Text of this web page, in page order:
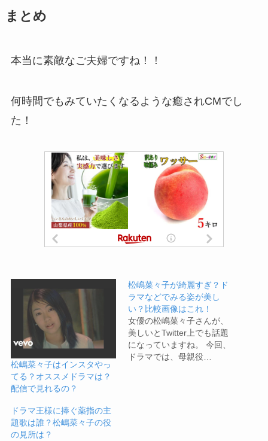
まとめ
本当に素敵なご夫婦ですね！！
何時間でもみていたくなるような癒されCMでし
た！
松嶋菜々子はインスタやっ
てる？オススメドラマは？
配信で見れるの？
松嶋菜々子が綺麗すぎ？ド
ラマなどでみる姿が美し
い？比較画像はこれ！
女優の松嶋菜々子さんが、
美しいとTwitter上でも話題
になっていますね。 今回、
ドラマでは、母親役…
ドラマ王様に捧ぐ薬指の主
題歌は誰？松嶋菜々子の役
の見所は？